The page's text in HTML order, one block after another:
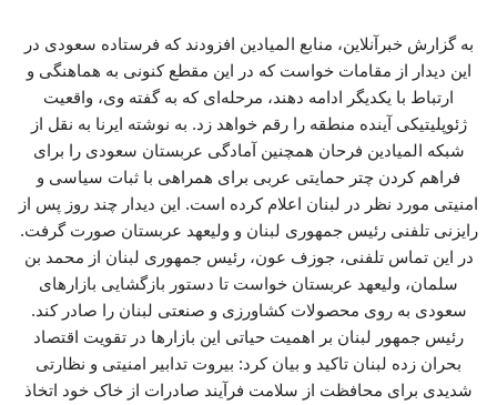
به گزارش خبرآنلاین، منابع المیادین افزودند که فرستاده سعودی در
این دیدار از مقامات خواست که در این مقطع کنونی به هماهنگی و
ارتباط با یکدیگر ادامه دهند، مرحله‌ای که به گفته وی، واقعیت
ژئوپلیتیکی آینده منطقه را رقم خواهد زد. به نوشته ایرنا به نقل از
شبکه المیادین فرحان همچنین آمادگی عربستان سعودی را برای
فراهم کردن چتر حمایتی عربی برای همراهی با ثبات سیاسی و
امنیتی مورد نظر در لبنان اعلام کرده است. این دیدار چند روز پس از
رایزنی تلفنی رئیس جمهوری لبنان و ولیعهد عربستان صورت گرفت.
در این تماس تلفنی، جوزف عون، رئیس جمهوری لبنان از محمد بن
سلمان، ولیعهد عربستان خواست تا دستور بازگشایی بازارهای
سعودی به روی محصولات کشاورزی و صنعتی لبنان را صادر کند.
رئیس جمهور لبنان بر اهمیت حیاتی این بازارها در تقویت اقتصاد
بحران زده لبنان تاکید و بیان کرد: بیروت تدابیر امنیتی و نظارتی
شدیدی برای محافظت از سلامت فرآیند صادرات از خاک خود اتخاذ